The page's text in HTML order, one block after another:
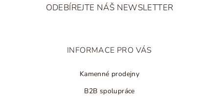
ODEBÍREJTE NÁŠ NEWSLETTER
INFORMACE PRO VÁS
Kamenné prodejny
B2B spolupráce